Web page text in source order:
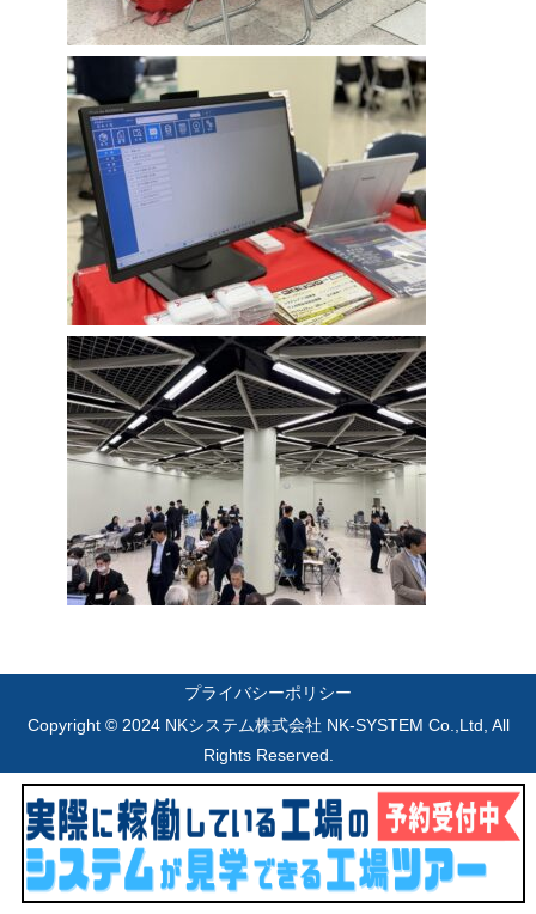
プライバシーポリシー
Copyright © 2024 NKシステム株式会社 NK-SYSTEM Co.,Ltd, All
Rights Reserved.